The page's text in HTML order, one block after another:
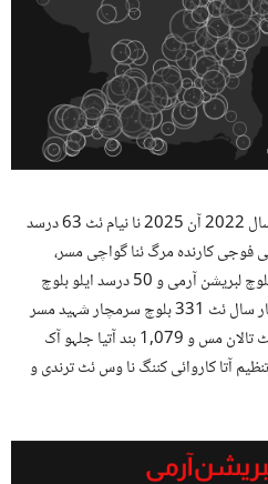
بلوچ سلہہ بند تنظیم آتا جلہو آتیٹ سال 2022 آن 2025 نا نیام ئٹ 63 درسد
4,515 پاکستانی فوجی کارندہ مرگ ئنا گواچی مسر،
دافتیٹ کم و ود 50 درسد مرگ آک بلوچ لبریشن آرمی و 50 درسد ایلو بلوچ
سلہہ بند تنظیم آتیتون تفوک ءُ۔ دا چار سال ئٹ 331 بلوچ سرمچار شہید مسر
اندن جلہو تا جغرافیائی گڑد ترندی ئٹ تالان مس و 1,079 ہند آتیا جلہو آک
تنظیم آتا کاروائی کننگ نا وس ئٹ ترندی و